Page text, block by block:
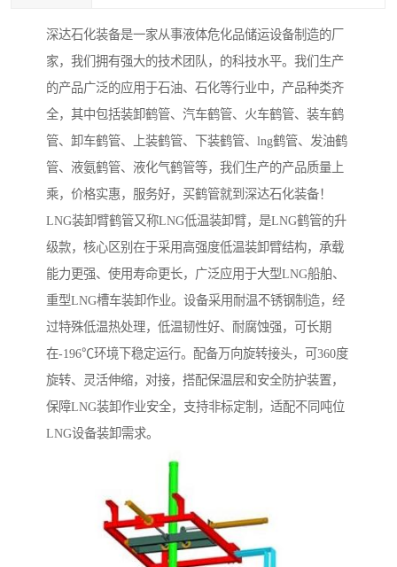
深达石化装备是一家从事液体危化品储运设备制造的厂
家，我们拥有强大的技术团队，的科技水平。我们生产
的产品广泛的应用于石油、石化等行业中，产品种类齐
全，其中包括装卸鹤管、汽车鹤管、火车鹤管、装车鹤
管、卸车鹤管、上装鹤管、下装鹤管、lng鹤管、发油鹤
管、液氨鹤管、液化气鹤管等，我们生产的产品质量上
乘，价格实惠，服务好，买鹤管就到深达石化装备！
LNG装卸臂鹤管又称LNG低温装卸臂，是LNG鹤管的升
级款，核心区别在于采用高强度低温装卸臂结构，承载
能力更强、使用寿命更长，广泛应用于大型LNG船舶、
重型LNG槽车装卸作业。设备采用耐温不锈钢制造，经
过特殊低温热处理，低温韧性好、耐腐蚀强，可长期
在-196℃环境下稳定运行。配备万向旋转接头，可360度
旋转、灵活伸缩，对接，搭配保温层和安全防护装置，
保障LNG装卸作业安全，支持非标定制，适配不同吨位
LNG设备装卸需求。